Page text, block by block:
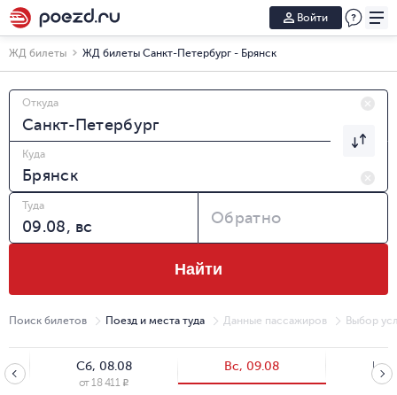
Войти
ЖД билеты ЖД билеты Санкт-Петербург - Брянск
Откуда
Куда
Туда
Обратно
Найти
Поиск билетов Поезд и места туда Данные пассажиров Выбор
Сб, 08.08
от18 411 R
Вс, 09.08 Пн,
от6